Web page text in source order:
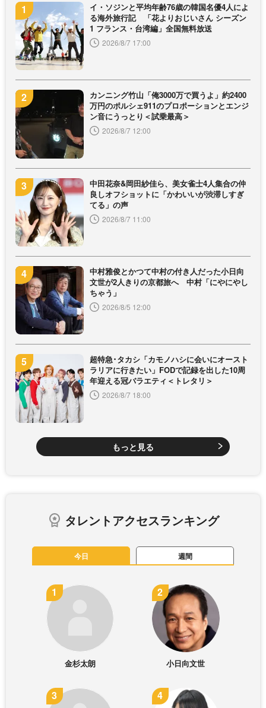
イ・ソジンと平均年齢76歳の韓国名優4人によ
る海外旅行記 「花よりおじいさん シーズン
1 フランス・台湾編」全国無料放送
2026/8/7 17:00
カンニング竹山「俺3000万で買うよ」約2400
万円のポルシェ911のプロポーションとエンジ
ン音にうっとり＜試乗最高＞
2026/8/7 12:00
中田花奈&岡田紗佳ら、美女雀士4人集合の仲
良しオフショットに「かわいいが渋滞しすぎ
てる」の声
2026/8/7 11:00
中村雅俊とかつて中村の付き人だった小日向
文世が2人きりの京都旅へ 中村「にやにやし
ちゃう」
2026/8/5 12:00
超特急･タカシ「カモノハシに会いにオースト
ラリアに行きたい」FODで記録を出した10周
年迎える冠バラエティ＜トレタリ＞
2026/8/7 18:00
もっと見る
タレントアクセスランキング
今日 週間
金杉太朗 小日向文世